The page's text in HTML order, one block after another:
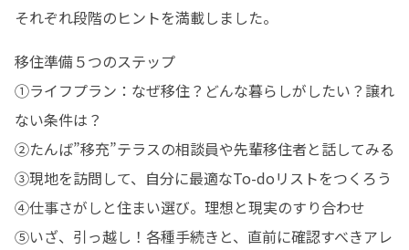
それぞれ段階のヒントを満載しました。
移住準備５つのステップ
①ライフプラン：なぜ移住？どんな暮らしがしたい？譲れ
ない条件は？
②たんば”移充”テラスの相談員や先輩移住者と話してみる
③現地を訪問して、自分に最適なTo-doリストをつくろう
④仕事さがしと住まい選び。理想と現実のすり合わせ
⑤いざ、引っ越し！各種手続きと、直前に確認すべきアレ